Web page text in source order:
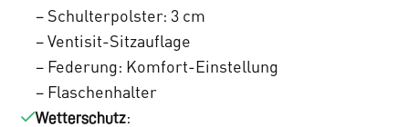
– Schulterpolster: 3 cm
– Ventisit-Sitzauflage
– Federung: Komfort-Einstellung
– Flaschenhalter
Wetterschutz: